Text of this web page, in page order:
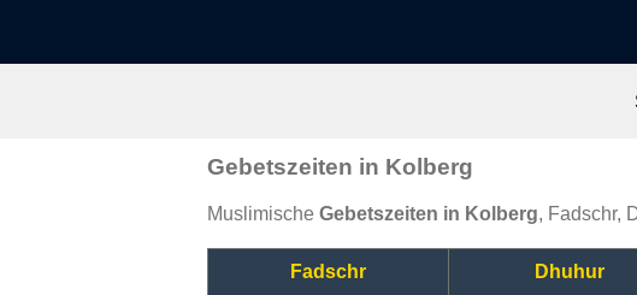
Gebetszeiten in Kolberg
Muslimische Gebetszeiten in Kolberg, Fadschr,
Fadschr Dhuhur